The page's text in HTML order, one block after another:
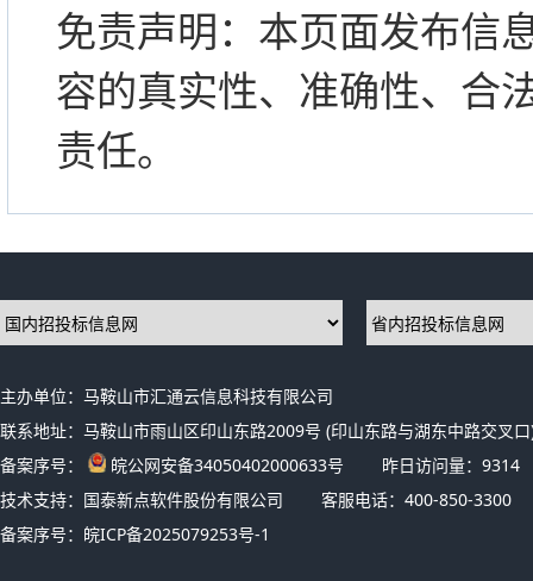
免责声明：本页面发布信
容的真实性、准确性、合
责任。
主办单位：马鞍山市汇通云信息科技有限公司
联系地址：马鞍山市雨山区印山东路2009号 (印山东路与湖东中路交叉
备案序号：
皖公网安备34050402000633号 昨日访问量： 9314
技术支持：国泰新点软件股份有限公司
客服电话：400-850-3300
备案序号： 皖ICP备2025079253号-1